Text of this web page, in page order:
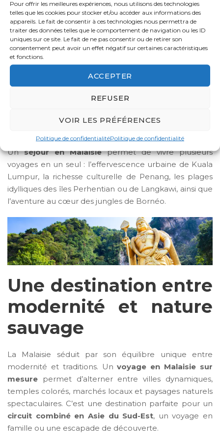
Pour offrir les meilleures expériences, nous utilisons des technologies
telles que les cookies pour stocker et/ou accéder aux informations des
appareils. Le fait de consentir à ces technologies nous permettra de
traiter des données telles que le comportement de navigation ou les ID
uniques sur ce site. Le fait de ne pas consentir ou de retirer son
consentement peut avoir un effet négatif sur certaines caractéristiques
et fonctions.
ACCEPTER
REFUSER
VOIR LES PRÉFÉRENCES
Politique de confidentialitéPolitique de confidentialité
jungles tropicales
La Malaisie est une destination fascinante d’Asie du
Sud-Est, idéale pour un
modernité, nature luxuriante et plages
. Encore relativement préservée du
traditionnels, forêts tropicales anciennes et îles aux
Unséjour en Malaisiepermet de vivre plusieurs
voyages en un seul : l’effervescence urbaine de Kuala
Lumpur, la richesse culturelle de Penang, les plages
idylliques des îles Perhentian ou de Langkawi, ainsi que
l’aventure au cœur des jungles de Bornéo.
Une destination entre
modernité et nature
sauvage
La Malaisie séduit par son équilibre unique entre
modernité et traditions. Unvoyage en Malaisie sur
mesure permet d’alterner entre villes dynamiques,
temples colorés, marchés locaux et paysages naturels
spectaculaires. C’est une destination parfaite pour un
circuit combiné en Asie du Sud-Est, un voyage en
famille ou une escapade de découverte.